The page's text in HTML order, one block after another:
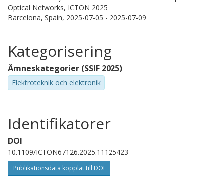
José M. Rivas-Moscoso
Telefonica
Oscar Gonzalez De Dios
Telefonica
Juan P. Fernandez-Palacios
Telefonica
Universidad Carlos III de Madrid
J. A. Hernández
Universidad Carlos III de Madrid
Optical Networks, ICTON 2025
Barcelona, Spain, 2025-07-05 - 2025-07-09
Kategorisering
Ämneskategorier (SSIF 2025)
Elektroteknik och elektronik
Identifikatorer
DOI
10.1109/ICTON67126.2025.11125423
Publikationsdata kopplat till DOI